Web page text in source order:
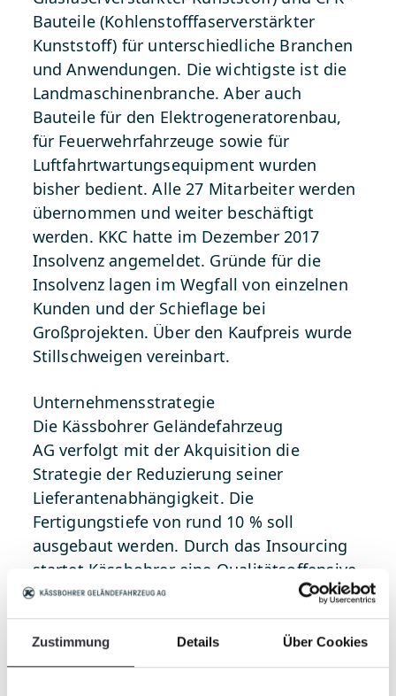
Zustimmung Details Über Cookies
Bauteile (Kohlenstofffaserverstärkter
Kunststoff) für unterschiedliche Branchen
und Anwendungen. Die wichtigste ist die
Landmaschinenbranche. Aber auch
Bauteile für den Elektrogeneratorenbau,
für Feuerwehrfahrzeuge sowie für
Luftfahrtwartungsequipment wurden
bisher bedient. Alle 27 Mitarbeiter werden
übernommen und weiter beschäftigt
werden. KKC hatte im Dezember 2017
Insolvenz angemeldet. Gründe für die
Insolvenz lagen im Wegfall von einzelnen
Kunden und der Schieflage bei
Großprojekten. Über den Kaufpreis wurde
Stillschweigen vereinbart.
Unternehmensstrategie
Die Kässbohrer Geländefahrzeug
AG verfolgt mit der Akquisition die
Strategie der Reduzierung seiner
Lieferantenabhängigkeit. Die
Fertigungstiefe von rund 10 % soll
ausgebaut werden. Durch das Insourcing
startet Kässbohrer eine Qualitätsoffensive
im Lieferantenmanagement. Deshalb wird
die neueKässbohrer Composites
GmbHzunächst zum Großteil Bauteile für
den PistenBully produzieren. Dafür